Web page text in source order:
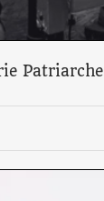
Patriarche